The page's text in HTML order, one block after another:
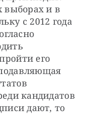
выборах и в
с 2012 года
его
кандидатов
дают, то